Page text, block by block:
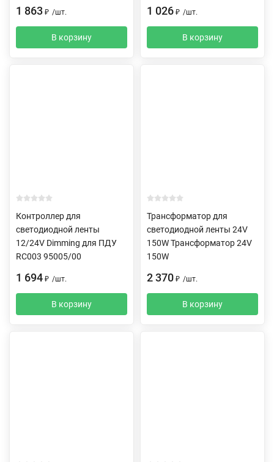
1 863 ₽ /шт.
В корзину
1 026 ₽ /шт.
В корзину
Контроллер для
светодиодной ленты
12/24V Dimming для ПДУ
RC003 95005/00
1 694 ₽ /шт.
В корзину
Трансформатор для
светодиодной ленты 24V
150W Трансформатор 24V
150W
2 370 ₽ /шт.
В корзину